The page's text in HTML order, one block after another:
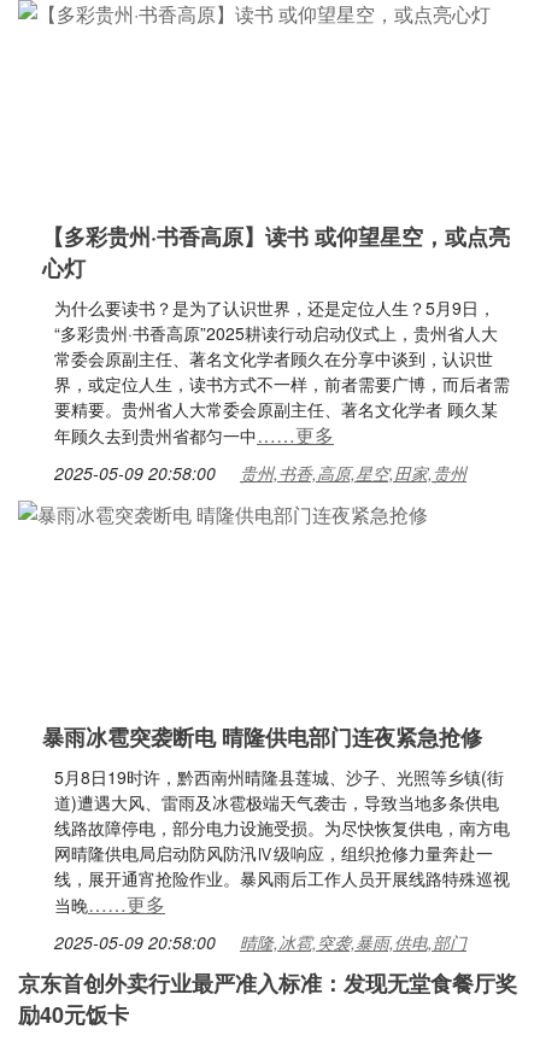
【多彩贵州·书香高原】读书 或仰望星空，或点亮
心灯
为什么要读书？是为了认识世界，还是定位人生？5月9日，
“多彩贵州·书香高原”2025耕读行动启动仪式上，贵州省人大
常委会原副主任、著名文化学者顾久在分享中谈到，认识世
界，或定位人生，读书方式不一样，前者需要广博，而后者需
要精要。贵州省人大常委会原副主任、著名文化学者 顾久某
年顾久去到贵州省都匀一中……更多
2025-05-09 20:58:00 贵州,书香,高原,星空,田家,贵州
暴雨冰雹突袭断电 晴隆供电部门连夜紧急抢修
5月8日19时许，黔西南州晴隆县莲城、沙子、光照等乡镇(街
道)遭遇大风、雷雨及冰雹极端天气袭击，导致当地多条供电
线路故障停电，部分电力设施受损。为尽快恢复供电，南方电
网晴隆供电局启动防风防汛Ⅳ级响应，组织抢修力量奔赴一
线，展开通宵抢险作业。暴风雨后工作人员开展线路特殊巡视
当晚……更多
2025-05-09 20:58:00 晴隆,冰雹,突袭,暴雨,供电,部门
京东首创外卖行业最严准入标准：发现无堂食餐厅奖
励40元饭卡